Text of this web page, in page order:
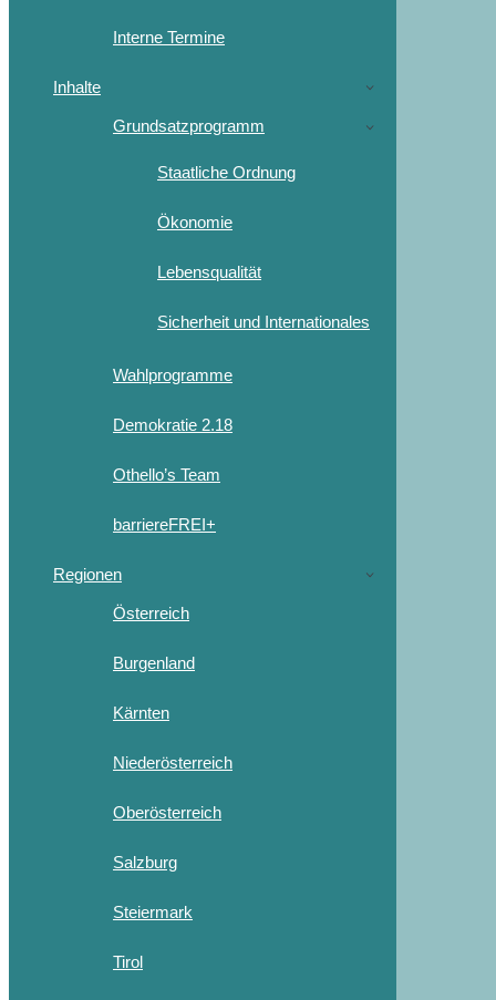
Interne Termine
Inhalte
Grundsatzprogramm
Staatliche Ordnung
Ökonomie
Lebensqualität
Sicherheit und Internationales
Wahlprogramme
Demokratie 2.18
Othello’s Team
barriereFREI+
Regionen
Österreich
Burgenland
Kärnten
Niederösterreich
Oberösterreich
Salzburg
Steiermark
Tirol